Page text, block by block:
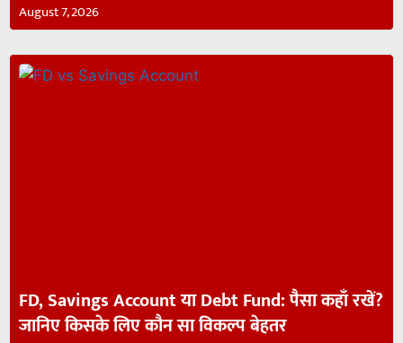
August 7, 2026
FD, Savings Account या Debt Fund: पैसा कहाँ रखें?
जानिए किसके लिए कौन सा विकल्प बेहतर